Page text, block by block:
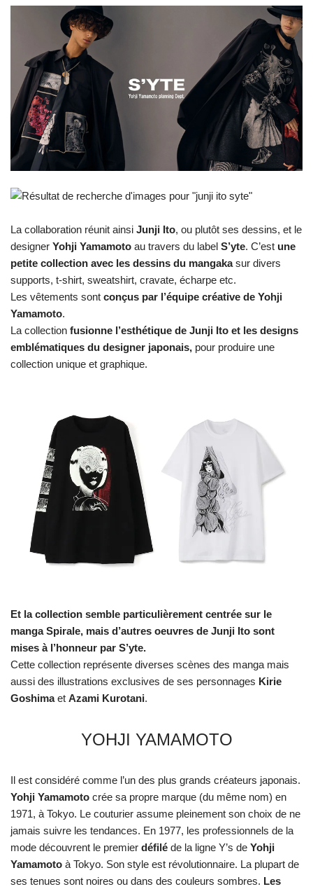
La collaboration réunit ainsi Junji Ito, ou plutôt ses dessins, et le
designer Yohji Yamamoto au travers du label S’yte. C’est une
petite collection avec les dessins du mangakasur divers
supports, t-shirt, sweatshirt, cravate, écharpe etc.
Les vêtements sont conçus par l’équipe créative de Yohji
Yamamoto.
La collection fusionne l’esthétique de Junji Ito et les designs
emblématiques du designer japonais, pour produire une
collection unique et graphique.
Et la collection semble particulièrement centrée sur le
manga Spirale, mais d’autres oeuvres de Junji Ito sont
mises à l’honneur par S’yte.
Cette collection représente diverses scènes des manga mais
aussi des illustrations exclusives de ses personnages Kirie
Goshimaet Azami Kurotani.
YOHJI YAMAMOTO
Il est considéré comme l’un des plus grands créateurs japonais.
Yohji Yamamoto crée sa propre marque (du même nom) en
1971, à Tokyo. Le couturier assume pleinement son choix de ne
jamais suivre les tendances. En 1977, les professionnels de la
mode découvrent le premier défilé de la ligne Y’s de Yohji
Yamamoto à Tokyo. Son style est révolutionnaire. La plupart de
ses tenues sont noires ou dans des couleurs sombres. Les